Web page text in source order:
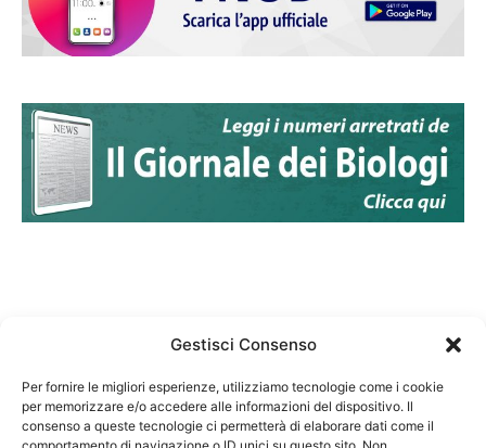
Gestisci Consenso
Per fornire le migliori esperienze, utilizziamo tecnologie come i cookie
per memorizzare e/o accedere alle informazioni del dispositivo. Il
consenso a queste tecnologie ci permetterà di elaborare dati come il
Federazione Nazionale Degli Ordini dei Biologi:
codice fiscale 80069130583